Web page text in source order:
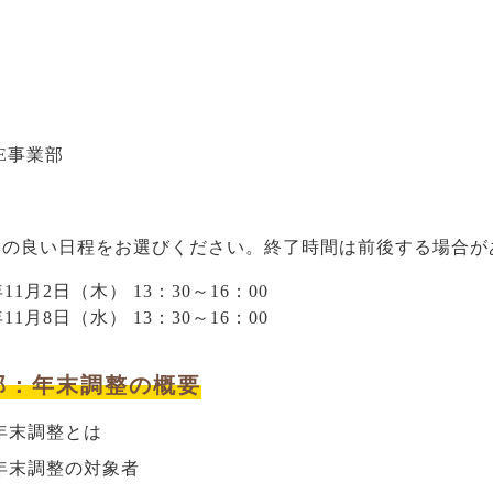
事業部
良い日程をお選びください。終了時間は前後する場合が
11月2日（木） 13：30～16：00
11月8日（水） 13：30～16：00
：年末調整の概要
末調整とは
末調整の対象者